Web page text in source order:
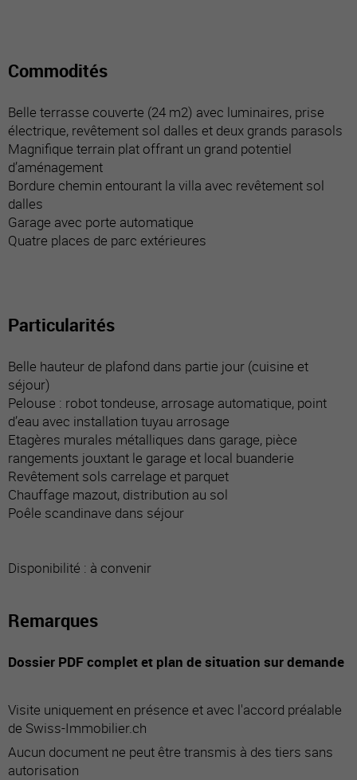
Commodités
Belle terrasse couverte (24 m2) avec luminaires, prise
électrique, revêtement sol dalles et deux grands parasols
Magnifique terrain plat offrant un grand potentiel
d’aménagement
Bordure chemin entourant la villa avec revêtement sol
dalles
Garage avec porte automatique
Quatre places de parc extérieures
Particularités
Belle hauteur de plafond dans partie jour (cuisine et
séjour)
Pelouse : robot tondeuse, arrosage automatique, point
d’eau avec installation tuyau arrosage
Etagères murales métalliques dans garage, pièce
rangements jouxtant le garage et local buanderie
Revêtement sols carrelage et parquet
Chauffage mazout, distribution au sol
Poêle scandinave dans séjour
Disponibilité : à convenir
Remarques
Dossier PDF complet et plan de situation sur demande
Visite uniquement en présence et avec l'accord préalable
de Swiss-Immobilier.ch
Aucun document ne peut être transmis à des tiers sans
autorisation